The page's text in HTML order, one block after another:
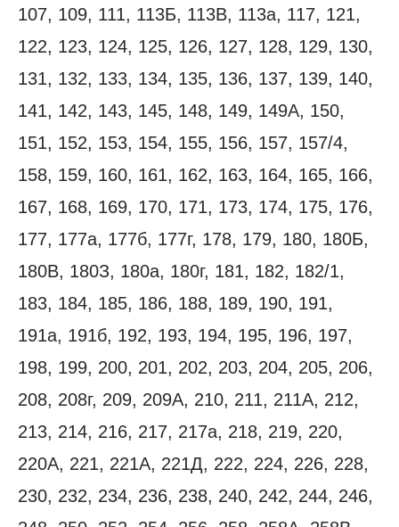
107, 109, 111, 113Б, 113В, 113а, 117, 121,
122, 123, 124, 125, 126, 127, 128, 129, 130,
131, 132, 133, 134, 135, 136, 137, 139, 140,
141, 142, 143, 145, 148, 149, 149А, 150,
151, 152, 153, 154, 155, 156, 157, 157/4,
158, 159, 160, 161, 162, 163, 164, 165, 166,
167, 168, 169, 170, 171, 173, 174, 175, 176,
177, 177а, 177б, 177г, 178, 179, 180, 180Б,
180В, 180З, 180а, 180г, 181, 182, 182/1,
183, 184, 185, 186, 188, 189, 190, 191,
191а, 191б, 192, 193, 194, 195, 196, 197,
198, 199, 200, 201, 202, 203, 204, 205, 206,
208, 208г, 209, 209А, 210, 211, 211А, 212,
213, 214, 216, 217, 217а, 218, 219, 220,
220А, 221, 221А, 221Д, 222, 224, 226, 228,
230, 232, 234, 236, 238, 240, 242, 244, 246,